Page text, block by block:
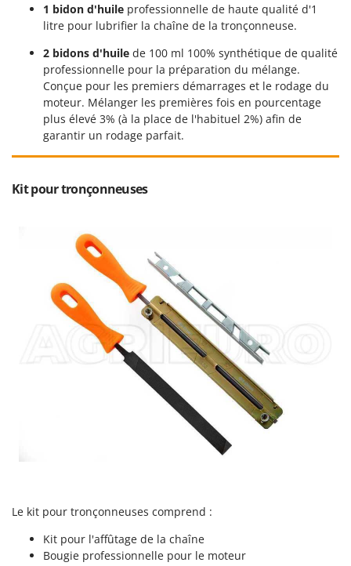
Mille
Minox
Mockmill
More than chef
MOSA
MOVA
Mowox
Nilfisk
Novatec
Novital
Omas
Ooni
1 bidon d'huile professionnelle de haute qualité d'1
litre pour lubrifier la chaîne de la tronçonneuse.
2 bidons d'huile de 100 ml 100% synthétique de qualité
professionnelle pour la préparation du mélange.
Conçue pour les premiers démarrages et le rodage du
moteur. Mélanger les premières fois en pourcentage
plus élevé 3% (à la place de l'habituel 2%) afin de
garantir un rodage parfait.
Kit pour tronçonneuses
Le kit pour tronçonneuses comprend :
Kit pour l'affûtage de la chaîne
Bougie professionnelle pour le moteur